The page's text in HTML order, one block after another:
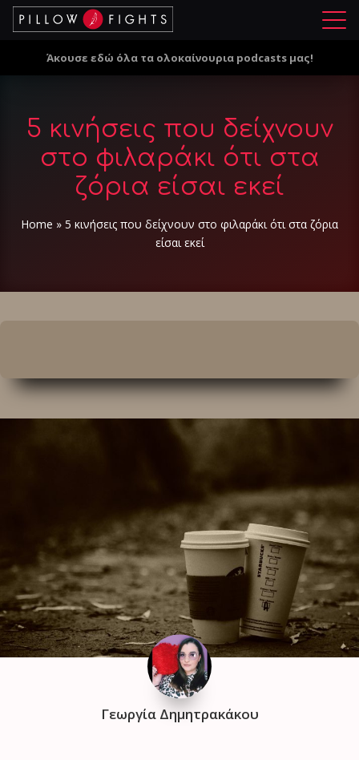
Μ
ο
Άκουσε εδώ όλα τα ολοκαίνουρια podcasts μας!
5 κινήσεις που δείχνουν
στο φιλαράκι ότι στα
ζόρια είσαι εκεί
Home » 5 κινήσεις που δείχνουν στο φιλαράκι ότι στα ζόρια
είσαι εκεί
Γεωργία Δημητρακάκου